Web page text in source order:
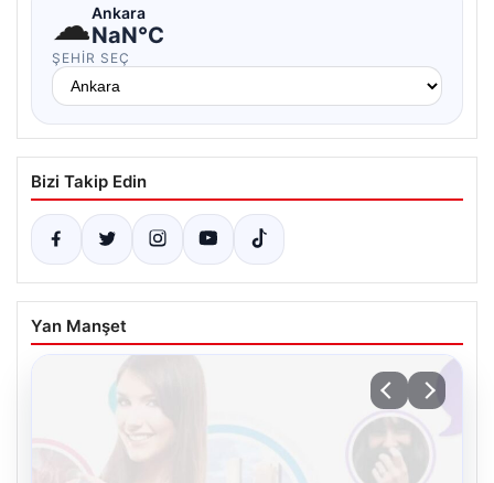
☁Ankara
NaN°C
ŞEHIR SEÇ
Bizi Takip Edin
Yan Manşet